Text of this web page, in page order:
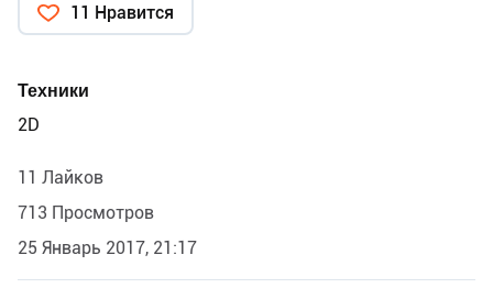
11 Нравится
Техники
2D
11 Лайков
713 Просмотров
25 Январь 2017, 21:17